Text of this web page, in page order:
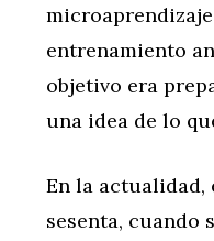
entrenamiento
objetivo era
una idea de lo
En la actualidad,
sesenta, cuando